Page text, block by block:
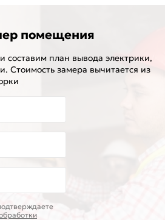
помещения
составим план вывода электрики,
Стоимость замера вычитается из